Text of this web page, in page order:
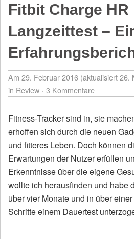
Fitbit Charge HR
Langzeittest –
Am 29. Februar 2016 (aktualisiert 26.
in Review 3 Kommentare
Fitness-Tracker sind in, sie
erhoffen sich durch die neuen
und fitteres Leben. Doch können
Erwartungen der Nutzer erfüllen
Erkenntnisse über die eigene
wollte ich herausfinden und habe
über vier Monate und in über
Schritte einem Dauertest